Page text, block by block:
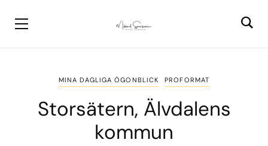
MINA DAGLIGA ÖGONBLICK PROFORMAT
Storsätern, Älvdalens
kommun